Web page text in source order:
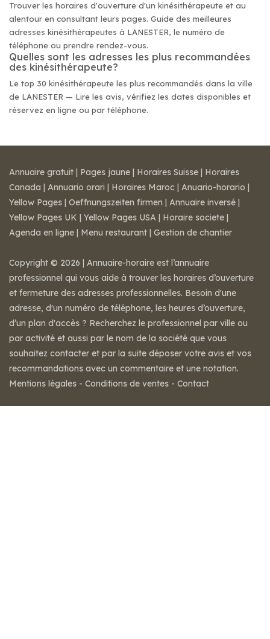
Trouver les horaires d'ouverture d'un kinésithérapeute et au
alentour en consultant leurs pages. Guide des meilleures
adresses kinésithérapeutes à LANESTER, le numéro de
téléphone ou prendre rendez-vous.
Quelles sont les adresses les plus recommandées
des kinésithérapeute?
Le top 30 kinésithérapeute les plus recommandés dans la ville
de LANESTER — Lire les avis, vérifiez les dates disponibles et
réservez en ligne ou par téléphone.
Annuaire gratuit | Pages jaune | Horaires Suisse | Horaires
Canada | Annuario orari | Horaires Maroc | Anuario-horario |
Yellow Pages | Oeffnungszeiten firmen | Annuaire inversé |
Yellow Pages UK | Yellow Pages USA | Horaire societe |
Agenda en ligne | Menu restaurant | Gestion de chantier
Copyright © 2026 | Annuaire-horaire est l’annuaire
professionnel qui vous aide à trouver les horaires d’ouverture
et fermeture des adresses professionnelles. Besoin d'une
adresse, d'un numéro de téléphone, les heures d’ouverture,
d’un plan d'accès ? Recherchez le professionnel par ville ou
par activité et aussi par le nom de la société que vous
souhaitez contacter et par la suite déposer votre avis et vos
recommandations avec un commentaire et une notation.
Mentions légales - Conditions de ventes - Contact